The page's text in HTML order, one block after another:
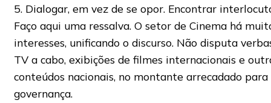
5. Dialogar, em vez de se opor. Encontrar
Faço aqui uma ressalva. O setor de Cinema há
interesses, unificando o discurso. Não disputa
TV a cabo, exibições de filmes internacionais e
conteúdos nacionais, no montante arrecadado
governança.